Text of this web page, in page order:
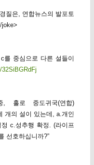
질은, 연합뉴스의 발포토
joke>
를 중심으로 다른 설들이
홀로 중도귀국(연합)
개의 설이 있는데, a.개인
c.성추행 확정. (라이프
선호하십니까?”